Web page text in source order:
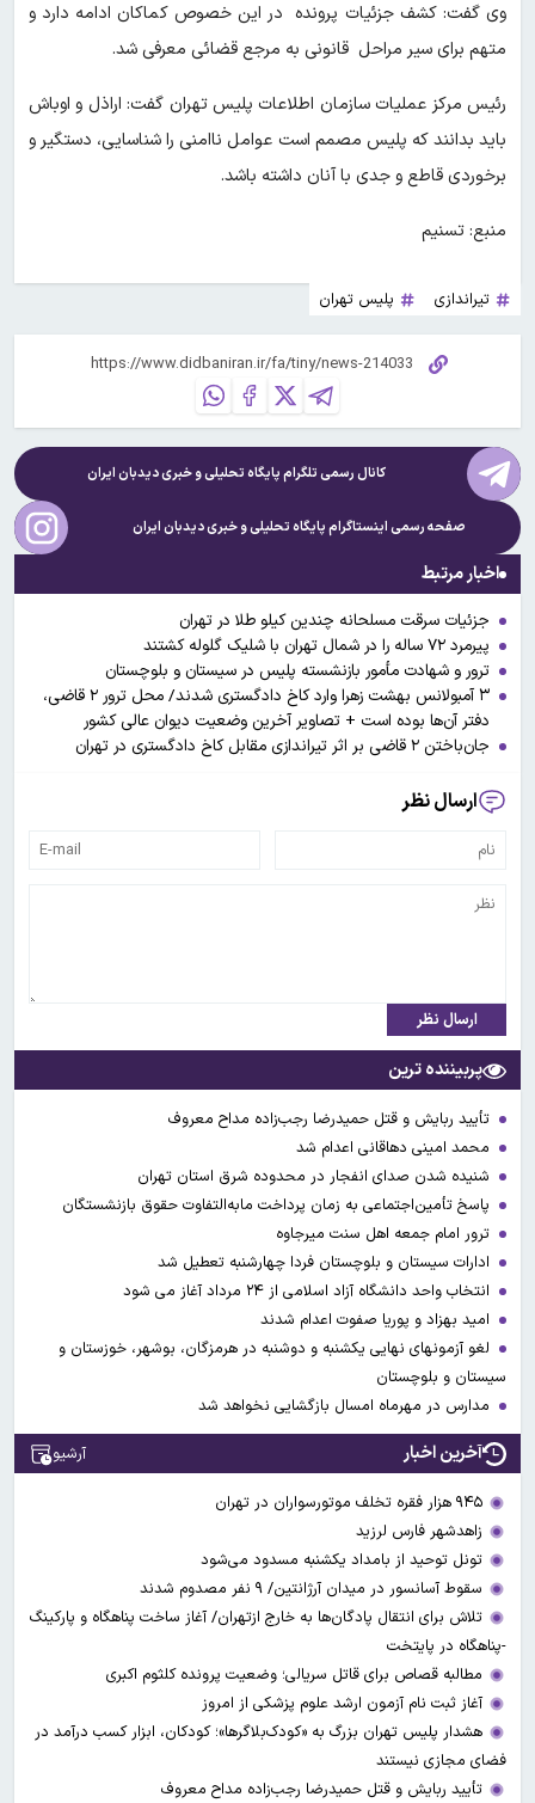
وی گفت: کشف جزئیات پرونده در این خصوص کماکان ادامه دارد و
متهم برای سیر مراحل قانونی به مرجع قضائی معرفی شد.
رئیس مرکز عملیات سازمان اطلاعات پلیس تهران گفت: اراذل و اوباش
باید بدانند که پلیس مصمم است عوامل ناامنی را شناسایی، دستگیر و
برخوردی قاطع و جدی با آنان داشته باشد.
منبع: تسنیم
تیراندازی پلیس تهران
کانال رسمی تلگرام پایگاه تحلیلی و خبریدیدبان ایران
صفحه رسمی اینستاگرام پایگاه تحلیلی و خبریدیدبان ایران
اخبار مرتبط
جزئیات سرقت مسلحانه چندین کیلو طلا در تهران
پیرمرد ۷۲ ساله را در شمال تهران با شلیک گلوله کشتند
ترور و شهادت مأمور بازنشسته پلیس در سیستان و بلوچستان
۳ آمبولانس بهشت زهرا وارد کاخ دادگستری شدند/ محل ترور ۲ قاضی،
دفتر آن‌ها بوده است + تصاویر آخرین وضعیت دیوان عالی کشور
جان‌باختن ۲ قاضی بر اثر تیراندازی مقابل کاخ دادگستری در تهران
ارسال نظر
ارسال نظر
پربیننده ترین
تأیید ربایش و قتل حمیدرضا رجب‌زاده مداح معروف
محمد امینی دهاقانی اعدام شد
شنیده شدن صدای انفجار در محدوده شرق استان تهران
پاسخ تأمین‌اجتماعی به زمان پرداخت مابه‌التفاوت حقوق بازنشستگان
ترور امام جمعه اهل سنت میرجاوه
ادارات سیستان و بلوچستان فردا چهارشنبه تعطیل شد
انتخاب واحد دانشگاه آزاد اسلامی از ۲۴ مرداد آغاز می شود
امید بهزاد و پوریا صفوت اعدام شدند
لغو آزمونهای نهایی یکشنبه و دوشنبه در هرمزگان، بوشهر، خوزستان و
سیستان و بلوچستان
مدارس در مهرماه امسال بازگشایی نخواهد شد
آخرین اخبار آرشیو
۹۴۵ هزار فقره تخلف موتورسواران در تهران
زاهدشهر فارس لرزید
تونل توحید از بامداد یکشنبه مسدود می‌شود
سقوط آسانسور در میدان آرژانتین/ ۹ نفر مصدوم شدند
تلاش برای انتقال پادگان‌ها به خارج ازتهران/ آغاز ساخت پناهگاه و پارکینگ
-پناهگاه در پایتخت
مطالبه قصاص برای قاتل سریالی؛ وضعیت پرونده کلثوم اکبری
آغاز ثبت نام آزمون ارشد علوم پزشکی از امروز
هشدار پلیس تهران بزرگ به «کودک‌بلاگرها»؛ کودکان، ابزار کسب درآمد در
فضای مجازی نیستند
تأیید ربایش و قتل حمیدرضا رجب‌زاده مداح معروف